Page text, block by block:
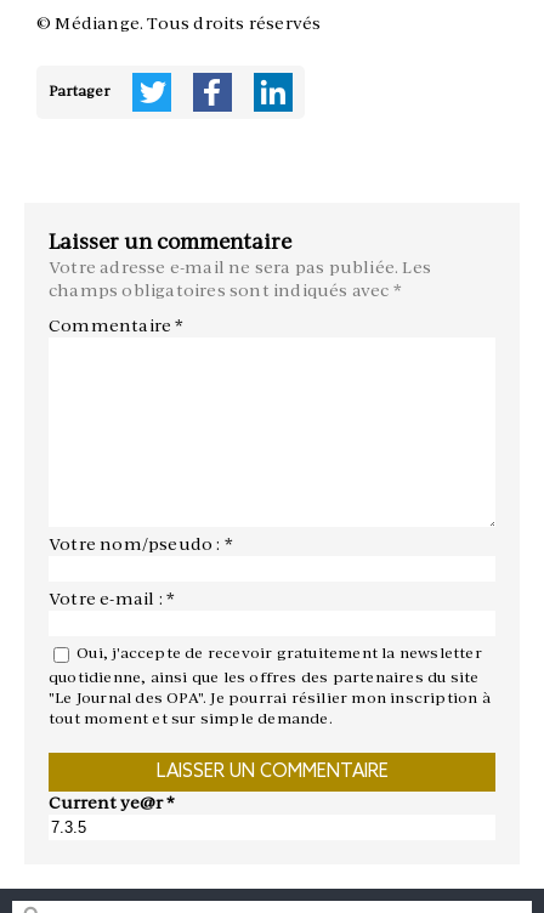
© Médiange. Tous droits réservés
Partager
Laisser un commentaire
Votre adresse e-mail ne sera pas publiée. Les
champs obligatoires sont indiqués avec *
Commentaire*
Votre nom/pseudo : *
Votre e-mail : *
Oui, j'accepte de recevoir gratuitement la newsletter
quotidienne, ainsi que les offres des partenaires du site
"Le Journal des OPA". Je pourrai résilier mon inscription à
tout moment et sur simple demande.
Current ye@r*